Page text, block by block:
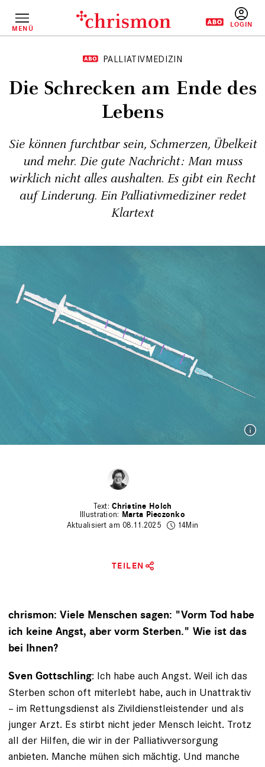
InhaltMENÜ
PALLIATIVMEDIZIN
Die Schrecken am Ende des
Lebens
Sie können furchtbar sein, Schmerzen, Übelkeit
und mehr. Die gute Nachricht: Man muss
wirklich nicht alles aushalten. Es gibt ein Recht
auf Linderung. Ein Palliativmediziner redet
Klartext
Christine Holch
Marta Pieczonko
Aktualisiert am 08.11.2025
14Min
TEILEN
chrismon: Viele Menschen sagen: "Vorm Tod habe
ich keine Angst, aber vorm ­Sterben." Wie ist das
bei Ihnen?
Sven Gottschling: Ich habe auch Angst. Weil ich das
Sterben schon oft miterlebt habe, auch in Unattraktiv
– im Rettungsdienst als Zivildienstleistender und als
junger Arzt. Es stirbt nicht jeder Mensch leicht. Trotz
all der Hilfen, die wir in der Palliativversorgung
anbieten. Manche mühen sich mächtig. Und manche